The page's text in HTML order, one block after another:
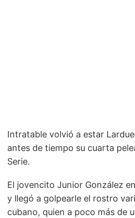
Intratable volvió a estar
antes de tiempo su cuarta
Serie.
El jovencito Junior González
y llegó a golpearle el rostro
cubano, quien a poco más de